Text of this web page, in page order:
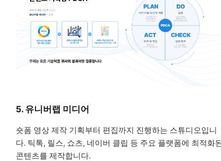
5. 유니버랩 미디어
숏폼 영상 제작 기획부터 편집까지 진행하는 스튜디오입니
다. 틱톡, 릴스, 쇼츠, 네이버 클립 등 주요 플랫폼에 최적화
콘텐츠를 제작합니다.